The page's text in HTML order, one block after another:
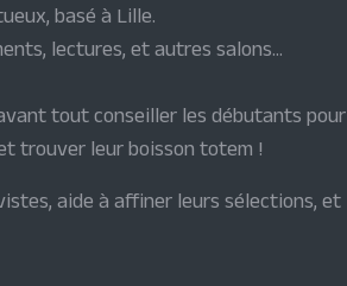
basé à Lille.
lectures, et autres salons...
tout conseiller les débutants pour
trouver leur boisson totem !
aide à affiner leurs sélections, et